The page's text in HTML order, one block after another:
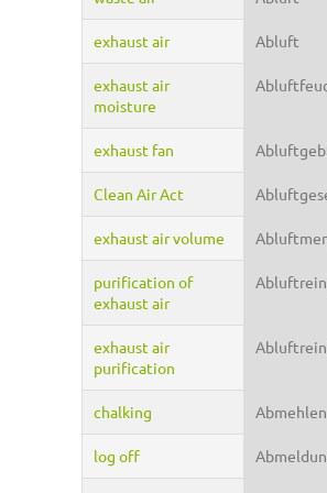
exhaust air Abluft
exhaust air
moisture
exhaust fan
Clean Air Act
exhaust air volume
purification of
exhaust air
exhaust air
purification
chalking Abmehlen
log off